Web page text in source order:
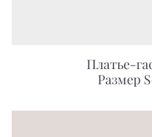
Платье-
Размер